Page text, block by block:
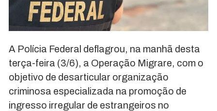
A Polícia Federal deflagrou, na manhã desta
terça-feira (3/6), a Operação Migrare, com o
objetivo de desarticular organização
criminosa especializada na promoção de
ingresso irregular de estrangeiros no